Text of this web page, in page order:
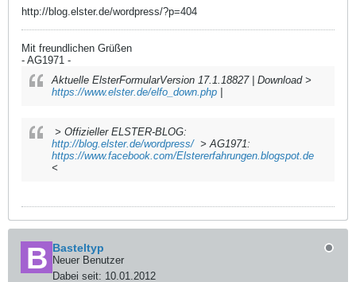
http://blog.elster.de/wordpress/?p=404
Mit freundlichen Grüßen
- AG1971 -
Aktuelle ElsterFormularVersion 17.1.18827 | Download >
https://www.elster.de/elfo_down.php
> Offizieller ELSTER-BLOG:
http://blog.elster.de/wordpress/ > AG1971:
https://www.facebook.com/Elstererfahrungen.blogspot.de
<
Basteltyp
Neuer Benutzer
Dabei seit: 10.01.2012